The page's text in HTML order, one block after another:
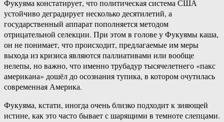
Фукуяма констатирует, что политическая система США
устойчиво деградирует несколько десятилетий, а
государственный аппарат пополняется методом
отрицательной селекции. При этом в голове у Фукуямы каша,
он не понимает, что происходит, предлагаемые им меры
выхода из кризиса являются паллиативами или вообще
нелепы, но важно, что именно трубадур тысячелетнего «пакс
американа» дошёл до осознания тупика, в котором очутилась
современная Америка.
Фукуяма, кстати, иногда очень близко подходит к зияющей
истине, как это часто бывает с шарящими в темноте слепцами.